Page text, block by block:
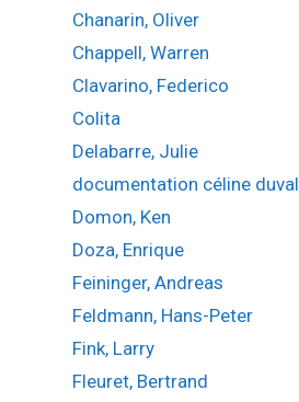
Chanarin, Oliver
Chappell, Warren
Clavarino, Federico
Colita
Delabarre, Julie
documentation céline duval
Domon, Ken
Doza, Enrique
Feininger, Andreas
Feldmann, Hans-Peter
Fink, Larry
Fleuret, Bertrand